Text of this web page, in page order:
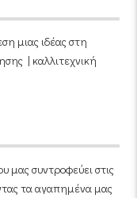
μιας ιδέας στη
| καλλιτεχνική
μας συντροφεύει στις
τα αγαπημένα μας